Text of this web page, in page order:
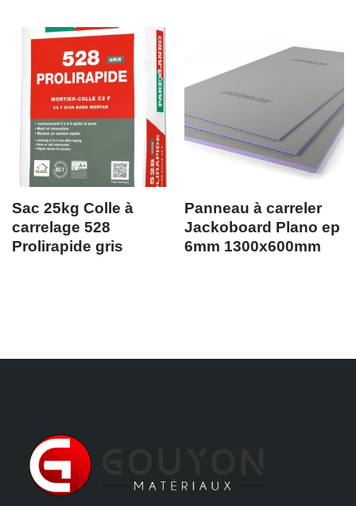
Sac 25kg Colle à
carrelage 528
Prolirapide gris
Panneau à carreler
Jackoboard Plano ep
6mm 1300x600mm